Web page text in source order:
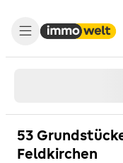
53
Feldkirchen